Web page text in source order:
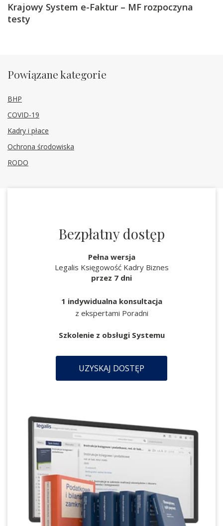
Krajowy System e-Faktur – MF rozpoczyna
testy
Powiązane kategorie
BHP
COVID-19
Kadry i płace
Ochrona środowiska
RODO
Bezpłatny dostęp
Pełna wersja
Legalis Księgowość Kadry Biznes
przez 7 dni
1 indywidualna konsultacja
z ekspertami Poradni
Szkolenie z obsługi Systemu
UZYSKAJ DOSTĘP